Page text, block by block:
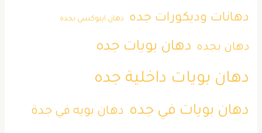
دهانات وديكورات جده
دهان ايبوكسي بجده
دهان بجده دهان بويات جده
دهان بويات داخلية جده
دهان بويات في جده دهان بويه في جدة